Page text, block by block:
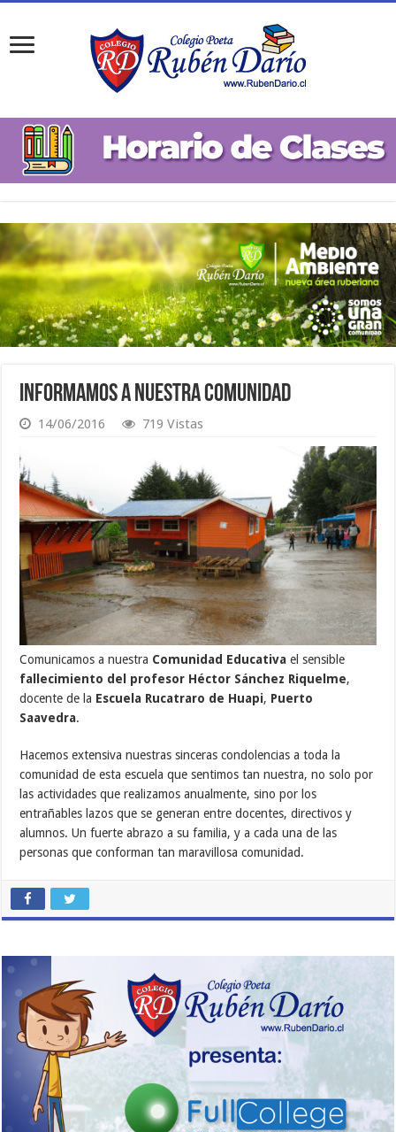
Informamos a nuestra comunidad
14/06/2016 719 Vistas
Comunicamos a nuestra Comunidad Educativa el sensible
fallecimiento del profesor Héctor Sánchez Riquelme,
docente de la Escuela Rucatraro de Huapi, Puerto
Saavedra.
Hacemos extensiva nuestras sinceras condolencias a toda la
comunidad de esta escuela que sentimos tan nuestra, no solo por
las actividades que realizamos anualmente, sino por los
entrañables lazos que se generan entre docentes, directivos y
alumnos. Un fuerte abrazo a su familia, y a cada una de las
personas que conforman tan maravillosa comunidad.